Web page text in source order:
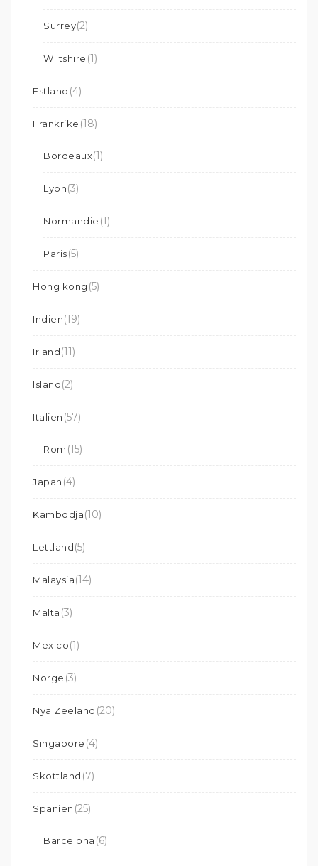
Surrey(2)
Wiltshire (1)
Estland (4)
Frankrike (18)
Bordeaux(1)
Lyon(3)
Normandie (1)
Paris(5)
Hong kong (5)
Indien(19)
Irland(11)
Island(2)
Italien (57)
Rom (15)
Japan (4)
Kambodja(10)
Lettland(5)
Malaysia(14)
Malta (3)
Mexico(1)
Norge (3)
Nya Zeeland (20)
Singapore (4)
Skottland (7)
Spanien (25)
Barcelona (6)